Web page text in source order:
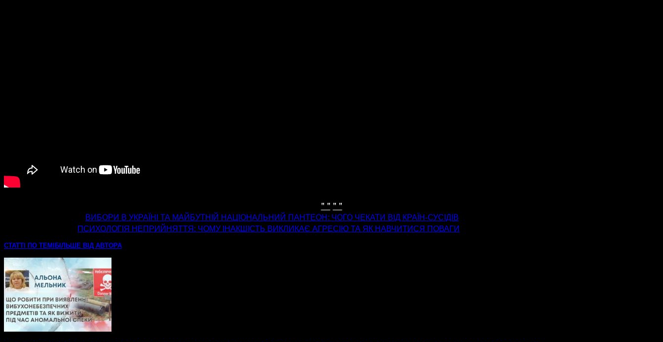
" " " "
ВИБОРИ В УКРАЇНІ ТА МАЙБУТНІЙ НАЦІОНАЛЬНИЙ ПАНТЕОН: ЧОГО ЧЕКАТИ ВІД КРАЇН-СУСІДІВ
ПСИХОЛОГІЯ НЕПРИЙНЯТТЯ: ЧОМУ ІНАКШІСТЬ ВИКЛИКАЄ АГРЕСІЮ ТА ЯК НАВЧИТИСЯ ПОВАГИ
СТАТТІ ПО ТЕМІ БІЛЬШЕ ВІД АВТОРА